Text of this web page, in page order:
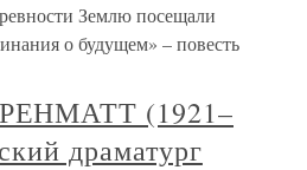
Землю посещали
о будущем» – повесть
(1921–
драматург